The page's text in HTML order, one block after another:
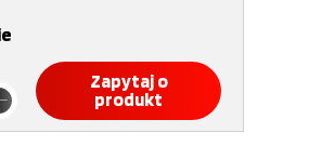
Zapytaj o
produkt